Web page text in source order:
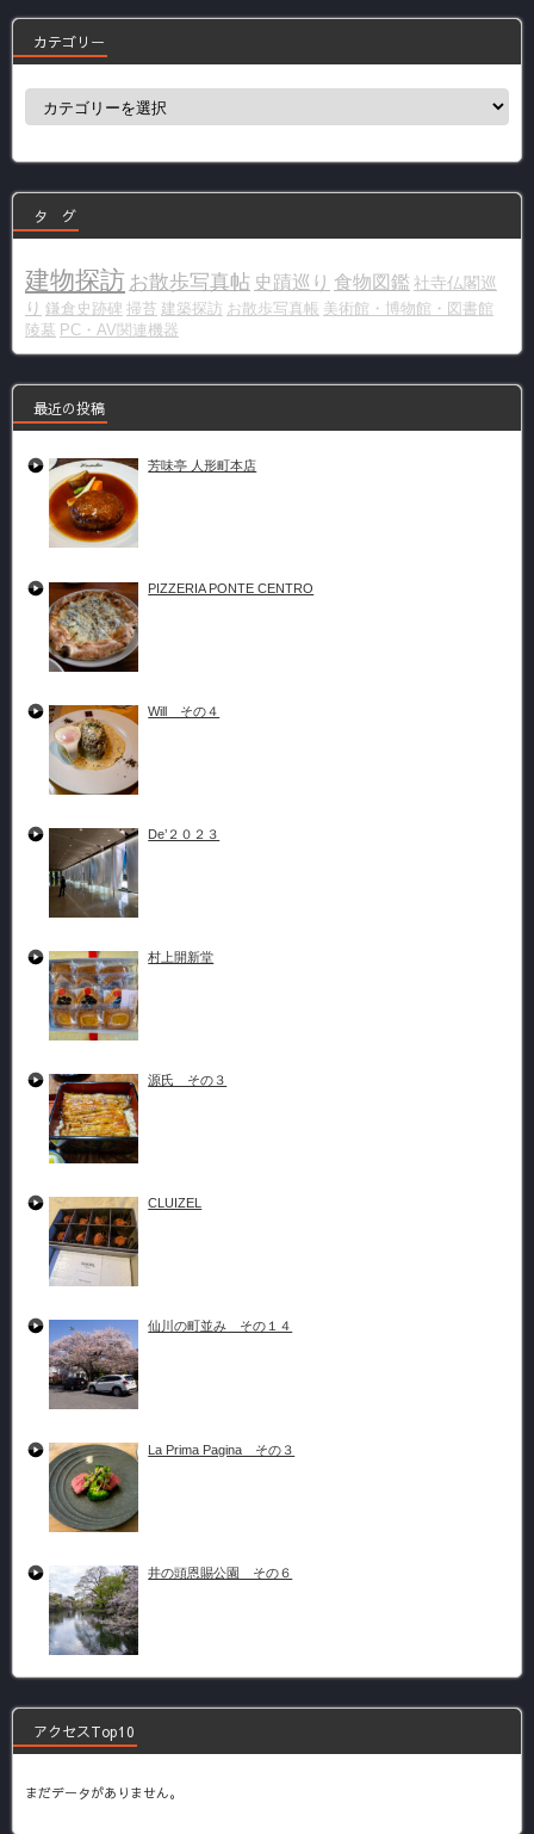
カテゴリー
カ
ー
タ グ
建物探訪 お散歩写真帖 史蹟巡り 食物図鑑 社寺仏閣巡
り 鎌倉史跡碑 掃苔 建築探訪 お散歩写真帳 美術館・博物館・図書館
陵墓 PC・AV関連機器
最近の投稿
芳味亭 人形町本店
PIZZERIA PONTE CENTRO
Will その４
De’２０２３
村上開新堂
源氏 その３
CLUIZEL
仙川の町並み その１４
La Prima Pagina その３
井の頭恩賜公園 その６
アクセスTop10
まだデータがありません。